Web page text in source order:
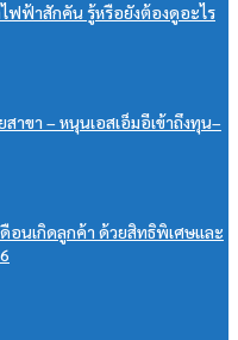
ฟฟ้าสักคัน รู้หรือยังต้องดูอะไร
าขา – หนุนเอสเอ็มอีเข้าถึงทุน–
อนเกิดลูกค้า ด้วยสิทธิพิเศษและ